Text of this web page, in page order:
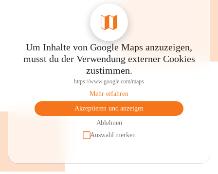
Um Inhalte von Google Maps anzuzeigen,
musst du der Verwendung externer Cookies
zustimmen.
https://www.google.com/maps
Mehr erfahren
Akzeptieren und anzeigen
Ablehnen
Auswahl merken